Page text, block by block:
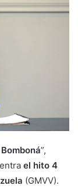
”,
el hito 4
(GMVV).